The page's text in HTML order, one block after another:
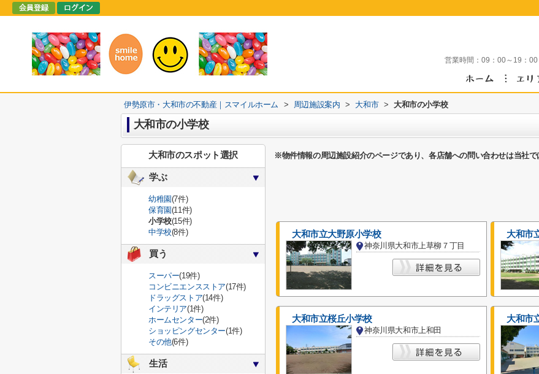
営業時間： 09：00～19：00
伊勢原市・大和市の不動産｜スマイルホーム > 周辺施設案内 > 大和市 > 大和市の小学校
大和市の小学校
※物件情報の周辺施設紹介のページであり、各店舗への問い合わせは当社で
大和市立大野原小学校
神奈川県大和市上草柳７丁目
大和市
大和市立桜丘小学校
神奈川県大和市上和田
大和市
大和市のスポット選択
学ぶ
幼稚園(7件)
保育園(11件)
小学校(15件)
中学校(8件)
買う
スーパー(19件)
コンビニエンスストア(17件)
ドラッグストア(14件)
インテリア(1件)
ホームセンター(2件)
ショッピングセンター(1件)
その他(6件)
生活